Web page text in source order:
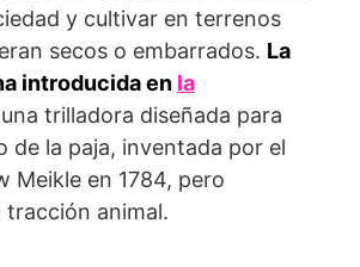
y cultivar en terrenos
secos o embarrados. La
introducida en la
trilladora diseñada para
de la paja, inventada por el
Meikle en 1784, pero
animal.